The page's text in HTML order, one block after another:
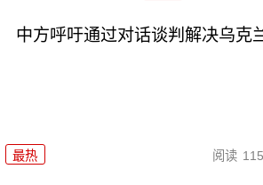
中方呼吁通过对话谈判解决乌克
最热 阅读